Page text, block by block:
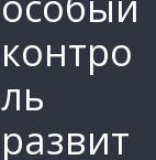
контро
ль
развит